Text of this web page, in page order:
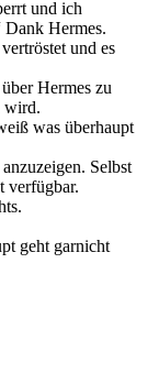
und ich
Dank Hermes.
und es
Hermes zu
wird.
was überhaupt
Selbst
verfügbar.
geht garnicht